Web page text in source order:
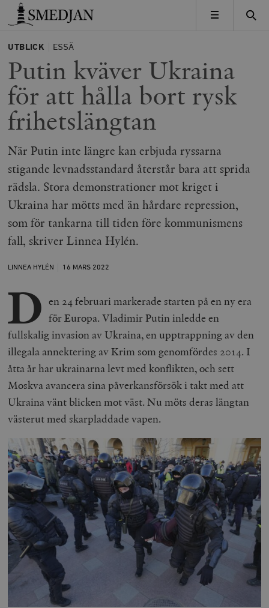
Timbro
MENY
UTBLICK ESSÄ
Putin kväver Ukraina
för att hålla bort rysk
frihetslängtan
När Putin inte längre kan erbjuda ryssarna
stigande levnadsstandard återstår bara att sprida
rädsla. Stora demonstrationer mot kriget i
Ukraina har mötts med än hårdare repression,
som för tankarna till tiden före kommunismens
fall, skriver Linnea Hylén.
LINNEA HYLÉN 16 MARS 2022
D en 24 februari markerade starten på en ny era
för Europa. Vladimir Putin inledde en
fullskalig invasion av Ukraina, en upptrappning av den
illegala annektering av Krim som genomfördes 2014. I
åtta år har ukrainarna levt med konflikten, och sett
Moskva avancera sina påverkansförsök i takt med att
Ukraina vänt blicken mot väst. Nu möts deras längtan
västerut med skarpladdade vapen.